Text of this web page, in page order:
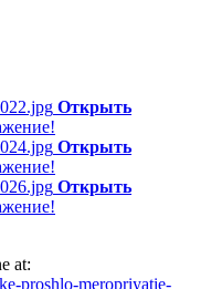
Открыть
Открыть
Открыть
at:
proshlo-meropriyatie-